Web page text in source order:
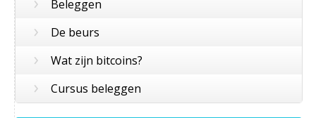
Beleggen
› De beurs
› Wat zijn bitcoins?
› Cursus beleggen